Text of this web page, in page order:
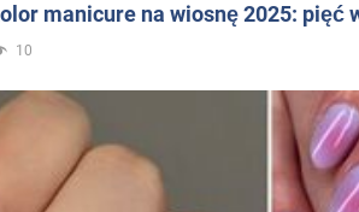
manicure na wiosnę 2025: pięć
10